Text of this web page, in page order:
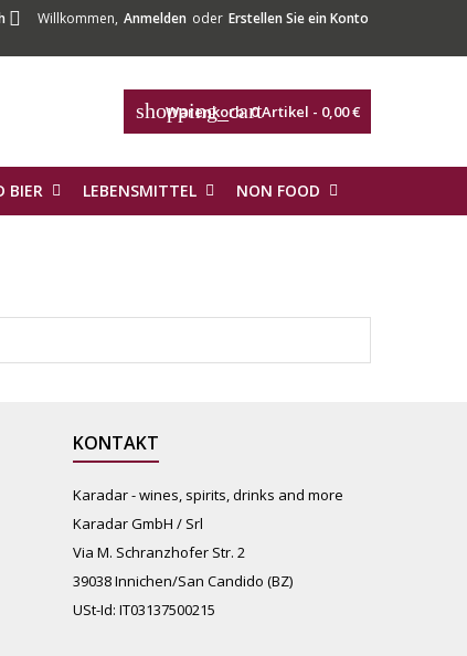
Willkommen, Anmelden oder Erstellen Sie ein Konto

shopping_cart
Warenkorb:0Artikel - 0,00 €
BIER LEBENSMITTEL NON FOOD
KONTAKT
Karadar - wines, spirits, drinks and more
Karadar GmbH / Srl
Via M. Schranzhofer Str. 2
39038 Innichen/San Candido (BZ)
USt-Id: IT03137500215